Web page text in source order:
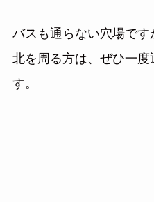
バスも通らない穴場で
北を周る方は、ぜひ一
す。